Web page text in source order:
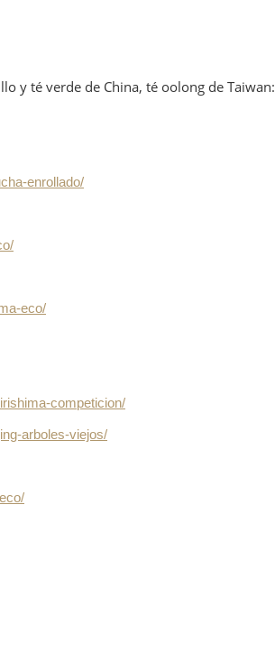
y té verde de China, té oolong de Taiwan:
enrollado/
eco/
competicion/
arboles-viejos/